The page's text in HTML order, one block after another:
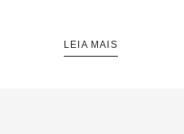
LEIA MAIS